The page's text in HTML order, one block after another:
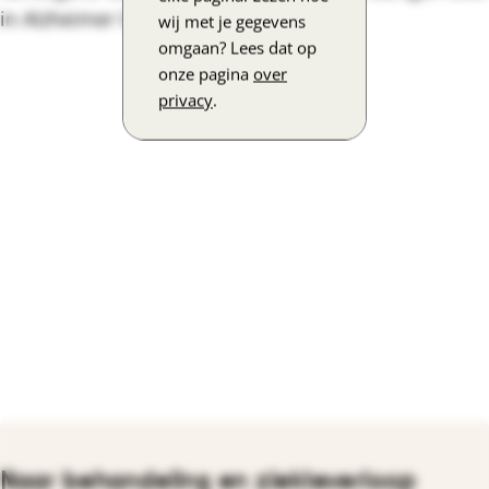
wij met je gegevens
omgaan? Lees dat op
onze pagina over
privacy.
in Alzheimer Cafés.
Naar behandeling en ziekteverloop